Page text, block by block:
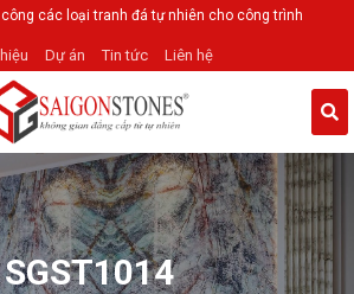
các loại tranh đá tự nhiên cho công trình
Dự án Tin tức Liên hệ
SGST1014